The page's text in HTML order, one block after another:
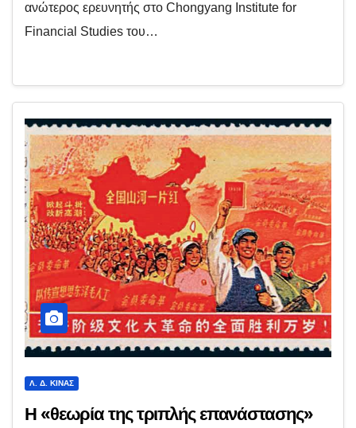
ανώτερος ερευνητής στο Chongyang Institute for
Financial Studies του…
Λ. Δ. ΚΊΝΑΣ
Η «θεωρία της τριπλής επανάστασης»